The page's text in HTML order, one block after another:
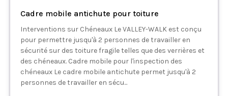
Cadre mobile antichute pour toiture
Interventions sur Chéneaux Le VALLEY-WALK est conçu
pour permettre jusqu'à 2 personnes de travailler en
sécurité sur des toiture fragile telles que des verrières et
des chéneaux. Cadre mobile pour l'inspection des
chéneaux Le cadre mobile antichute permet jusqu'à 2
personnes de travailler en sécu...